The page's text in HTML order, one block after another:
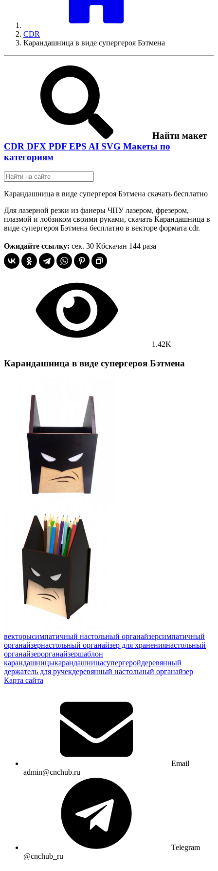
CDR
Карандашница в виде супергероя Бэтмена
Найти макет
CDR DFX PDF EPS AI SVG Макеты по
категориям
Карандашница в виде супергероя Бэтмена скачать бесплатно
Для лазерной резки из фанеры ЧПУ лазером, фрезером,
плазмой и лобзиком своими руками, скачать Карандашница в
виде супергероя Бэтмена бесплатно в векторе формата cdr.
Ожидайте ссылку: сек. 30 Кбскачан 144 раза
1.42K
Карандашница в виде супергероя Бэтмена
векторысимпатичный настольный органайзерсимпатичный
органайзернастольный органайзер для хранениянастольный
органайзерорганайзершаблон
карандашницыкарандашницасупергеройдеревянный
держатель для ручекдеревянный настольный органайзер
Карта сайта
Email
admin@cnchub.ru
Telegram
@cnchub_ru